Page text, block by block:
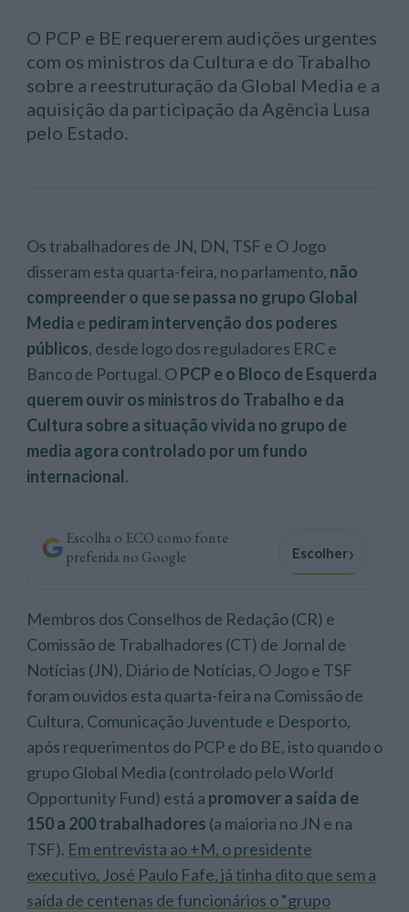
O PCP e BE requererem audições urgentes
com os ministros da Cultura e do Trabalho
sobre a reestruturação da Global Media e a
aquisição da participação da Agência Lusa
pelo Estado.
Os trabalhadores de JN, DN, TSF e O Jogo
disseram esta quarta-feira, no parlamento, não
compreender o que se passa no grupo Global
Media e pediram intervenção dos poderes
públicos, desde logo dos reguladores ERC e
Banco de Portugal. OPCP e o Bloco de Esquerda
querem ouvir os ministros do Trabalho e da
Cultura sobre a situação vivida no grupo de
media agora controlado por um fundo
internacional.
Escolha o ECO como fonte
preferida no Google
Escolher›
Membros dos Conselhos de Redação (CR) e
Comissão de Trabalhadores (CT) de Jornal de
Notícias (JN), Diário de Notícias, O Jogo e TSF
foram ouvidos esta quarta-feira na Comissão de
Cultura, Comunicação Juventude e Desporto,
após requerimentos do PCP e do BE, isto quando o
grupo Global Media (controlado pelo World
Opportunity Fund) está a promover a saída de
150 a 200 trabalhadores (a maioria no JN e na
TSF). Em entrevista ao +M, o presidente
executivo, José Paulo Fafe, já tinha dito que sem a
saída de centenas de funcionários o “grupo